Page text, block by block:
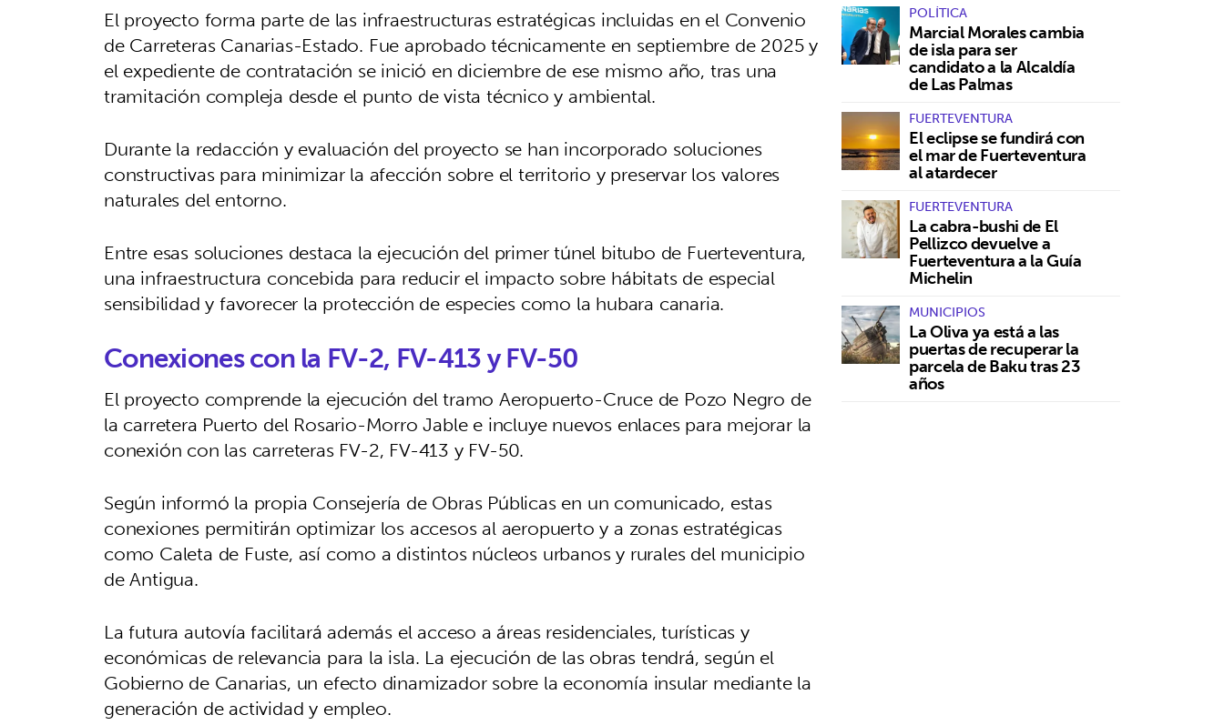
El proyecto forma parte de las infraestructuras estratégicas incluidas en el Convenio
de Carreteras Canarias-Estado. Fue aprobado técnicamente en septiembre de 2025 y
el expediente de contratación se inició en diciembre de ese mismo año, tras una
tramitación compleja desde el punto de vista técnico y ambiental.
Durante la redacción y evaluación del proyecto se han incorporado soluciones
constructivas para minimizar la afección sobre el territorio y preservar los valores
naturales del entorno.
Entre esas soluciones destaca la ejecución del primer túnel bitubo de Fuerteventura,
una infraestructura concebida para reducir el impacto sobre hábitats de especial
sensibilidad y favorecer la protección de especies como la hubara canaria.
Conexiones con la FV-2, FV-413 y FV-50
El proyecto comprende la ejecución del tramo Aeropuerto-Cruce de Pozo Negro de
la carretera Puerto del Rosario-Morro Jable e incluye nuevos enlaces para mejorar la
conexión con las carreteras FV-2, FV-413 y FV-50.
Según informó la propia Consejería de Obras Públicas en un comunicado, estas
conexiones permitirán optimizar los accesos al aeropuerto y a zonas estratégicas
como Caleta de Fuste, así como a distintos núcleos urbanos y rurales del municipio
de Antigua.
La futura autovía facilitará además el acceso a áreas residenciales, turísticas y
económicas de relevancia para la isla. La ejecución de las obras tendrá, según el
Gobierno de Canarias, un efecto dinamizador sobre la economía insular mediante la
generación de actividad y empleo.
POLÍTICA
Marcial Morales cambia
de isla para ser
candidato a la Alcaldía
de Las Palmas
FUERTEVENTURA
El eclipse se fundirá con
el mar de Fuerteventura
al atardecer
FUERTEVENTURA
La cabra-bushi de El
Pellizco devuelve a
Fuerteventura a la Guía
Michelin
MUNICIPIOS
La Oliva ya está a las
puertas de recuperar la
parcela de Baku tras 23
años